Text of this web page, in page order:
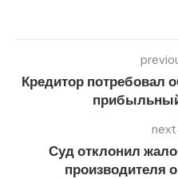
Кредитор потребовал
Суд отклонил
производителя